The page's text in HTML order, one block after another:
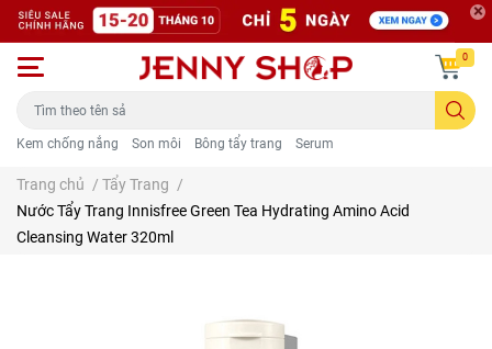
Kem chống nắng Son môi Bông tẩy trang Serum
0
Trang chủ / Tẩy Trang /
Nước Tẩy Trang Innisfree Green Tea Hydrating Amino Acid
Cleansing Water 320ml